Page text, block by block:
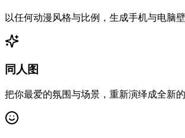
以任何动漫风格与比例，生成手机与电脑壁
同人图
把你最爱的氛围与场景，重新演绎成全新的